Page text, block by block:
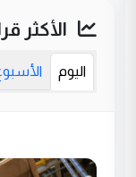
الأكثر
اليوم